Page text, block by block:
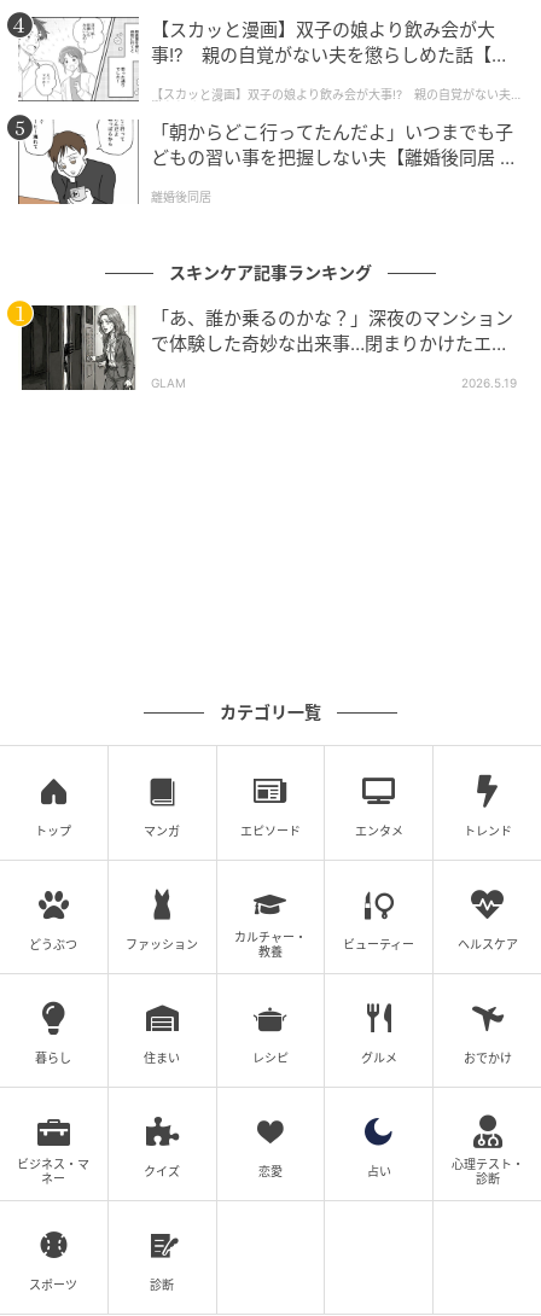
キャンペーン賞品3セット
点セットで、うるおいを重視したい方向けの構成で
す。
B「バリアケアset」には、バリアクリーム・デューイ
UVプロテクター・ヴィーガンプロテインが含まれ、肌
っています。
C「艶肌ケアset」は、ピールトリートセラム・リジュ
ブネイトクリーム・グラスフェッドコラーゲンペプチ
ドの組み合わせで、ツヤのある肌を目指す方にぴった
りのラインナップです。
【スカッと漫画】双子の娘より飲み会が大
事!? 親の自覚がない夫を懲らしめた話【第1
【スカッと漫画】双子の娘より飲み会が大事!? 親の自覚がない夫を
懲らしめた話
「朝からどこ行ってたんだよ」いつまでも子
どもの習い事を把握しない夫【離婚後同居 Vo
離婚後同居
スキンケア記事ランキング
「あ、誰か乗るのかな？」深夜のマンション
で体験した奇妙な出来事…閉まりかけたエレ
GLAM 2026.5.19
カテゴリ一覧
トップ マンガ エピソード エンタメ トレンド
どうぶつ ファッション
カルチャー・
教養
ビューティー ヘルスケア
暮らし 住まい レシピ グルメ おでかけ
ビジネス・マ
ネー
クイズ 恋愛 占い
心理テスト・
診断
スポーツ 診断